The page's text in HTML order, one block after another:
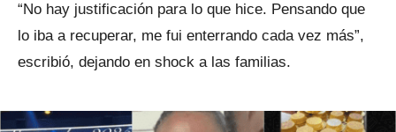
“No hay justificación para lo que hice. Pensando que
lo iba a recuperar, me fui enterrando cada vez más”,
escribió, dejando en shock a las familias.